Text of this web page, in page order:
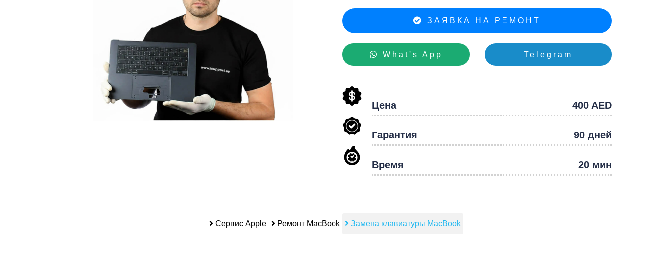
iPhone
ЗАЯВКА НА РЕМОНТ
What's App Telegram
Цена 400 AED
Гарантия 90 дней
Время 20 мин
Сервис Apple Ремонт MacBook Замена клавиатуры MacBook